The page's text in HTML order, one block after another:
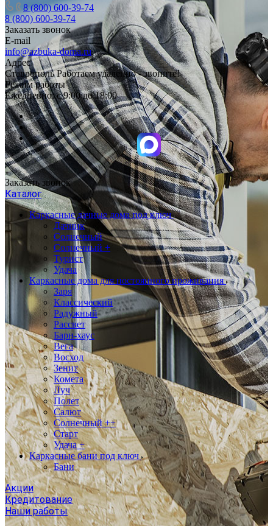
8 (800) 600-39-74
8 (800) 600-39-74
Заказать звонок
E-mail
info@azbuka-doma.ru
Адрес
Ставрополь Работаем удаленно - звоните!
Режим работы
Ежедневно: с 9:00 до 18:00
Заказать звонок
Каталог
Каркасные дачные дома под ключ
Дачник
Солнечный
Солнечный +
Турист
Удача
Каркасные дома для постоянного проживания
Заря
Классический
Радужный
Рассвет
Барн-хаус
Вега
Восход
Зенит
Комета
Луч
Полет
Салют
Солнечный ++
Старт
Удача +
Каркасные бани под ключ
Бани
Акции
Кредитование
Наши работы